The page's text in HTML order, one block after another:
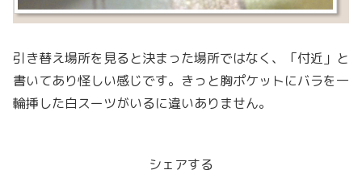
引き替え場所を見ると決まった場所ではなく、「付近」と
書いてあり怪しい感じです。きっと胸ポケットにバラを一
輪挿した白スーツがいるに違いありません。
シェアする